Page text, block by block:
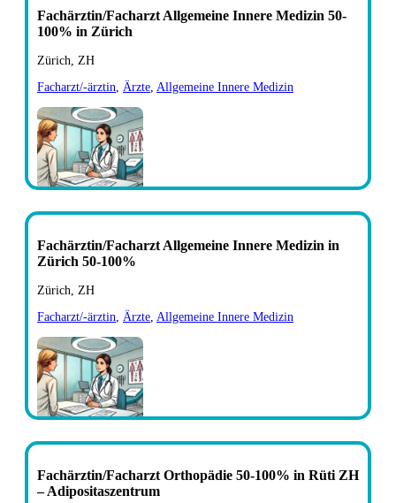
Fachärztin/Facharzt Allgemeine Innere Medizin 50-
100% in Zürich
Zürich, ZH
Facharzt/-ärztin
Ärzte Allgemeine Innere Medizin
Fachärztin/Facharzt Allgemeine Innere Medizin in
Zürich 50-100%
Zürich, ZH
Facharzt/-ärztin
Ärzte Allgemeine Innere Medizin
Fachärztin/Facharzt Orthopädie 50-100% in Rüti ZH
– Adipositaszentrum